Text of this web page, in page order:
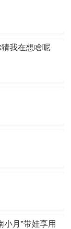
猜我在想啥呢
小月”带娃享用